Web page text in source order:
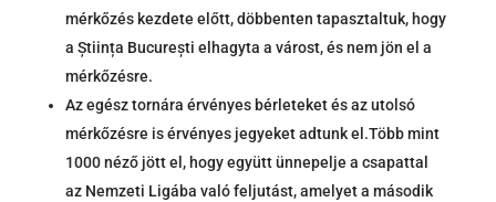
mérkőzés kezdete előtt, döbbenten tapasztaltuk, hogy
a Știința București elhagyta a várost, és nem jön el a
mérkőzésre.
Az egész tornára érvényes bérleteket és az utolsó
mérkőzésre is érvényes jegyeket adtunk el.Több mint
1000 néző jött el, hogy együtt ünnepelje a csapattal
az Nemzeti Ligába való feljutást, amelyet a második